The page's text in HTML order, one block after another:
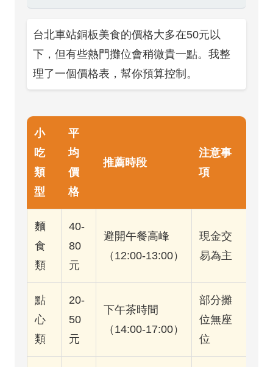
台北車站銅板美食的價格大多在50元以
下，但有些熱門攤位會稍微貴一點。我整
理了一個價格表，幫你預算控制。
小
吃
類
型
平
均
價
格
推薦時段
注意事
項
麵
食
類
40-
80
元
避開午餐高峰
（12:00-13:00）
現金交
易為主
點
心
類
20-
50
元
下午茶時間
（14:00-17:00）
部分攤
位無座
位